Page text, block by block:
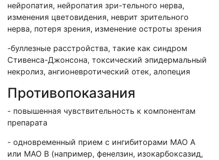
нейропатия, нейропатия зри-тельного нерва,
изменения цветовидения, неврит зрительного
нерва, потеря зрения, изменение остроты зрения
-буллезные расстройства, такие как синдром
Стивенса-Джонсона, токсический эпидермальный
некролиз, ангионевротический отек, алопеция
Противопоказания
- повышенная чувствительность к компонентам
препарата
- одновременный прием с ингибиторами МАО А
или МАО В (например, фенелзин, изокарбоксазид,